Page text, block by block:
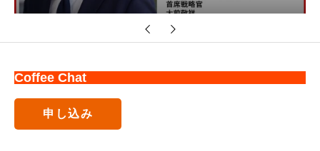
席戦略官 大前さん
Coffee Chat
申し込み